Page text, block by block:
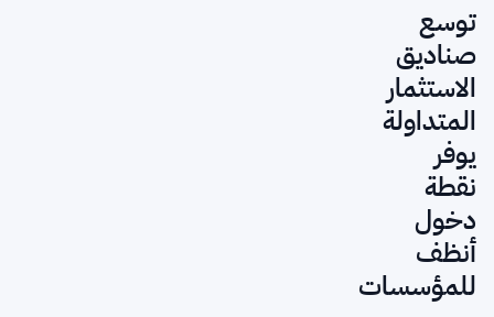
توسع
صناديق
الاستثمار
المتداولة
يوفر
نقطة
دخول
أنظف
للمؤسسات